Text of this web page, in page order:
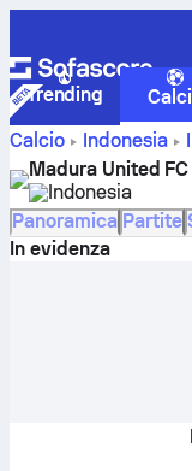
Trending
Calcio
Indonesia
partite, classifiche
United FC
Madura United FC
Indonesia
Panoramica Partite
In evidenza